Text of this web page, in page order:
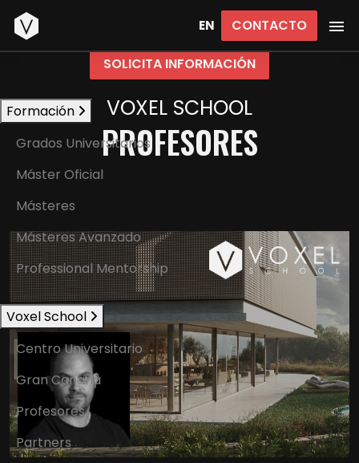
EN CONTACTO
Inicio
SOLICITA INFORMACIÓN
Formación
Grados Universitarios
Máster Oficial
Másteres
Másteres Avanzado
Professional Mentorship
Voxel School
Centro Universitario
Gran Canaria
Profesores
Partners
VOXEL SCHOOL
PROFESORES